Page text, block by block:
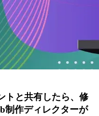
トと共有したら、修
作ディレクターが